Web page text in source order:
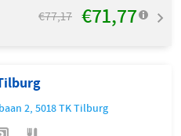
2,5018 TKTilburg
€77,17 €71,77